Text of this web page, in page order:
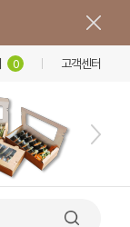
0 고객센터